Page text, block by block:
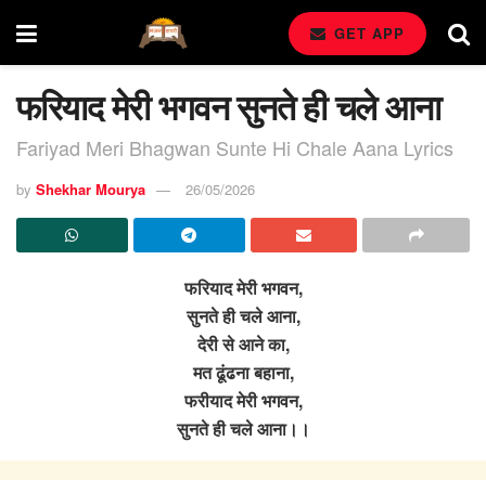
GET APP
फरियाद मेरी भगवन सुनते ही चले आना
Fariyad Meri Bhagwan Sunte Hi Chale Aana Lyrics
by Shekhar Mourya 26/05/2026
फरियाद मेरी भगवन,
सुनते ही चले आना,
देरी से आने का,
मत ढूंढना बहाना,
फरीयाद मेरी भगवन,
सुनते ही चले आना।।